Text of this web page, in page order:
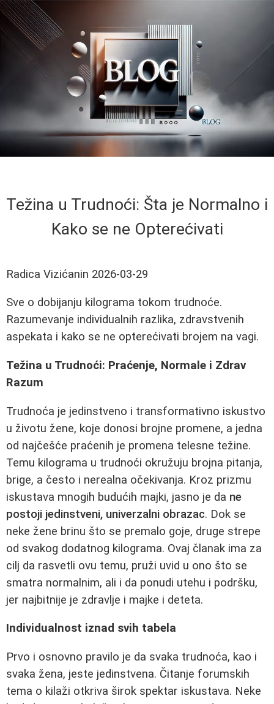
Težina u Trudnoći: Šta je Normalno i
Kako se ne Opterećivati
Radica Vizićanin 2026-03-29
Sve o dobijanju kilograma tokom trudnoće.
Razumevanje individualnih razlika, zdravstvenih
aspekata i kako se ne opterećivati brojem na vagi.
Težina u Trudnoći: Praćenje, Normale i Zdrav
Razum
Trudnoća je jedinstveno i transformativno iskustvo
u životu žene, koje donosi brojne promene, a jedna
od najčešće praćenih je promena telesne težine.
Temu kilograma u trudnoći okružuju brojna pitanja,
brige, a često i nerealna očekivanja. Kroz prizmu
iskustava mnogih budućih majki, jasno je da ne
postoji jedinstveni, univerzalni obrazac. Dok se
neke žene brinu što se premalo goje, druge strepe
od svakog dodatnog kilograma. Ovaj članak ima za
cilj da rasvetli ovu temu, pruži uvid u ono što se
smatra normalnim, ali i da ponudi utehu i podršku,
jer najbitnije je zdravlje i majke i deteta.
Individualnost iznad svih tabela
Prvo i osnovno pravilo je da svaka trudnoća, kao i
svaka žena, jeste jedinstvena. Čitanje forumskih
tema o kilaži otkriva širok spektar iskustava. Neke